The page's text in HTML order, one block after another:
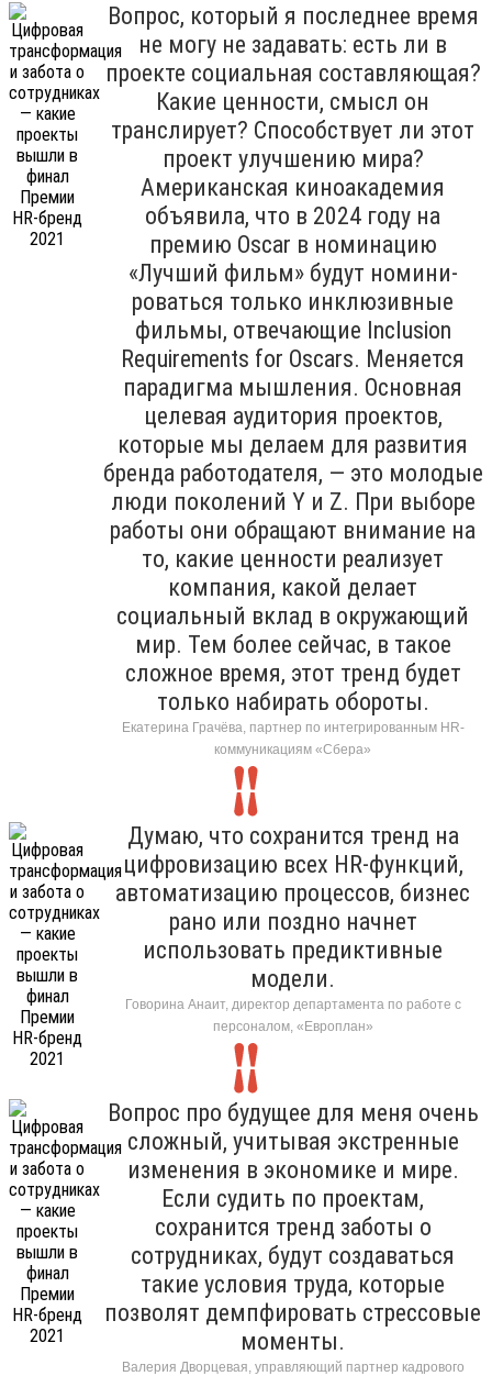
Вопрос, который я последнее время
не могу не задавать: есть ли в
проекте социальная составляющая?
Какие ценности, смысл он
транслирует? Способствует ли этот
проект улучшению мира?
Американская киноакадемия
объявила, что в 2024 году на
премию Oscar в номинацию
«Лучший фильм» будут номини­
роваться только инклюзивные
филь­мы, отвечающие Inclu­sion
Requirements for Oscars. Меняется
парадигма мышления. Основная
целевая аудитория проектов,
которые мы делаем для развития
бренда работодателя, — это молодые
люди поколений Y и Z. При выборе
работы они обращают внимание на
то, какие ценности реализует
компания, какой делает
социальный вклад в окружающий
мир. Тем более сейчас, в такое
сложное время, этот тренд будет
только набирать обороты.
Екатерина Грачёва, партнер по интегрированным HR-
коммуникациям «Сбера»
Думаю, что сохранится тренд на
цифровизацию всех HR-функций,
автоматизацию процессов, бизнес
рано или поздно начнет
использовать предиктивные
модели.
Говорина Анаит, директор департамента по работе с
персоналом, «Европлан»
Вопрос про будущее для меня очень
сложный, учитывая экстренные
изменения в экономике и мире.
Если судить по проектам,
сохранится тренд заботы о
сотрудниках, будут создаваться
такие условия труда, которые
позволят демпфировать стрессовые
моменты.
Валерия Дворцевая, управляющий партнер кадрового